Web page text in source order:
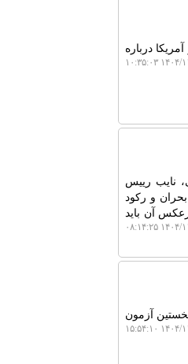
درباره
۳۰ ۱۰:۳۵:۰۳
خارجی، نایب رییس
و رکود
آن باید
۲۷ ۰۸:۱۴:۲۵
آزمون
۲۴ ۱۵:۵۴:۱۰